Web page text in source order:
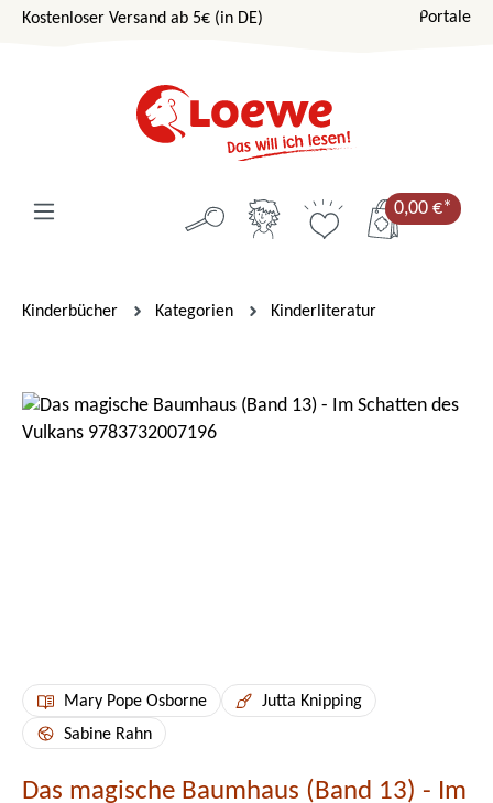
Zum Hauptinhalt springen
Kostenloser Versand ab 5€ (in DE) Portale
0,00 €*
Kinderbücher Kategorien Kinderliteratur
Bildergalerie überspringen
Mary Pope Osborne
Jutta Knipping
Sabine Rahn
Das magische Baumhaus (Band 13) - Im